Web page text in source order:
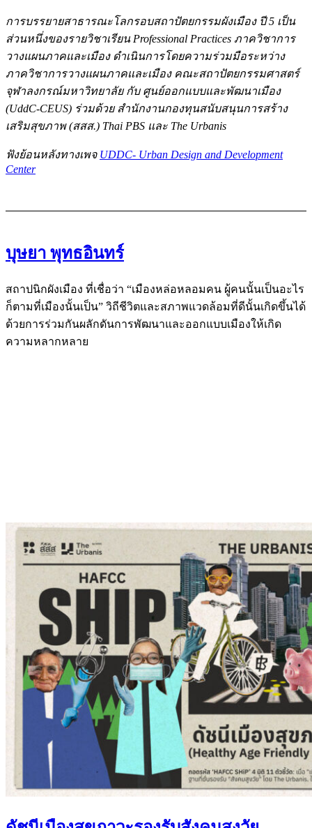
การบรรยายสาธารณะโลกรอบสถาปัตยกรรมผังเมือง ปี 5 เป็น
ส่วนหนึ่งของรายวิชาเรียน Professional Practices ภาควิชาการ
วางแผนภาคและเมือง ดำเนินการโดยความร่วมมือระหว่าง
ภาควิชาการวางแผนภาคและเมือง คณะสถาปัตยกรรมศาสตร์
จุฬาลงกรณ์มหาวิทยาลัย กับ ศูนย์ออกแบบและพัฒนาเมือง
(UddC-CEUS) ร่วมด้วย สำนักงานกองทุนสนับสนุนการสร้าง
เสริมสุขภาพ (สสส.) Thai PBS และ The Urbanis
ฟังย้อนหลังทางเพจ UDDC- Urban Design and Development
Center
บุษยา พุทธอินทร์
สถาปนิกผังเมือง ที่เชื่อว่า “เมืองหล่อหลอมคน ผู้คนนั้นเป็นอะไร
ก็ตามที่เมืองนั้นเป็น” วิถีชีวิตและสภาพแวดล้อมที่ดีนั้นเกิดขึ้นได้
ด้วยการร่วมกันผลักดันการพัฒนาและออกแบบเมืองให้เกิด
ความหลากหลาย